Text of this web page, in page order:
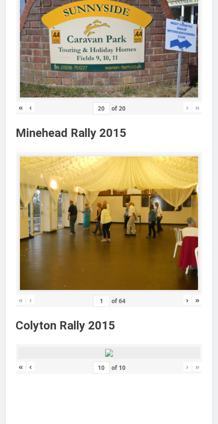
« ‹ of20 › »
Minehead Rally 2015
« ‹ of64 › »
Colyton Rally 2015
« ‹ of 10 › »